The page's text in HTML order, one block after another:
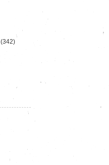
(342)